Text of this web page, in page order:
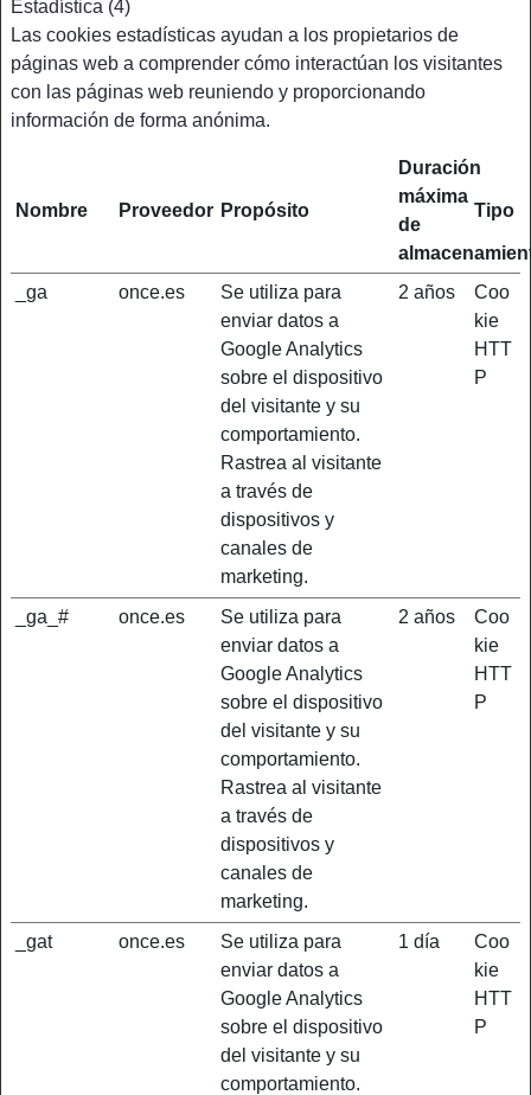
Estadística (4)
Las cookies estadísticas ayudan a los propietarios de
páginas web a comprender cómo interactúan los visitantes
con las páginas web reuniendo y proporcionando
información de forma anónima.
Nombre Proveedor Propósito
Duración
máxima
de
Tipo
_ga once.es
Se utiliza para
enviar datos a
Google Analytics
sobre el dispositivo
del visitante y su
comportamiento.
Rastrea al visitante
a través de
dispositivos y
canales de
marketing.
2 años
Coo
kie
HTT
P
_ga_# once.es
Se utiliza para
enviar datos a
Google Analytics
sobre el dispositivo
del visitante y su
comportamiento.
Rastrea al visitante
a través de
dispositivos y
canales de
marketing.
2 años
Coo
kie
HTT
P
_gat once.es
Se utiliza para
enviar datos a
Google Analytics
sobre el dispositivo
del visitante y su
comportamiento.
1 día
Coo
kie
HTT
P